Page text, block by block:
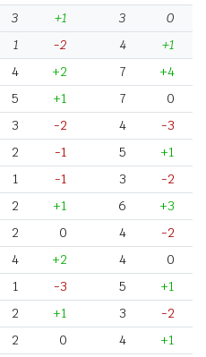
3 +1 3
0
1 -2 4
+1
4 +2 7
+4
5 +1 7
0
3 -2 4
-3
2 -1 5
+1
1 -1 3
-2
2 +1 6
+3
2 0 4
-2
4 +2 4
0
1 -3 5
+1
2 +1 3
-2
2 0 4
+1